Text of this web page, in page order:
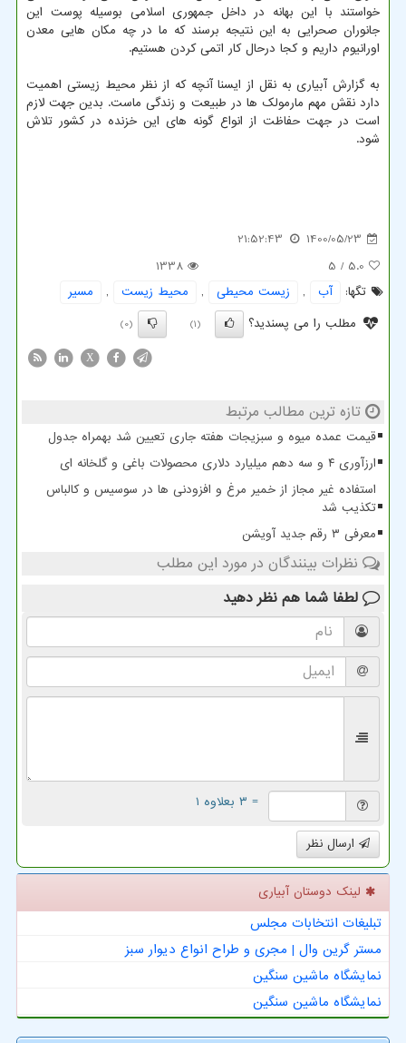
خواستند با این بهانه در داخل جمهوری اسلامی بوسیله پوست این
جانوران صحرایی به این نتیجه برسند که ما در چه مکان هایی معدن
اورانیوم داریم و کجا درحال کار اتمی کردن هستیم.
به گزارش آبیاری به نقل از ایسنا آنچه که از نظر محیط زیستی اهمیت
دارد نقش مهم مارمولک ها در طبیعت و زندگی ماست. بدین جهت لازم
است در جهت حفاظت از انواع گونه های این خزنده در کشور تلاش
شود.
1400/05/23
21:52:43
5.0
/ 5
1338
تگها:
آب , زیست محیطی , محیط زیست ,
مسیر
مطلب را می پسندید؟
(1)
(0)
X
تازه ترین مطالب مرتبط
قیمت عمده میوه و سبزیجات هفته جاری تعیین شد بهمراه جدول
ارزآوری ۴ و سه دهم میلیارد دلاری محصولات باغی و گلخانه ای
استفاده غیر مجاز از خمیر مرغ و افزودنی ها در سوسیس و کالباس
تکذیب شد
معرفی ۳ رقم جدید آویشن
نظرات بینندگان در مورد این مطلب
لطفا شما هم نظر دهید
= ۳ بعلاوه ۱
ارسال نظر
لینک دوستان آبیاری
تبلیغات انتخابات مجلس
مستر گرین وال | مجری و طراح انواع دیوار سبز
نمایشگاه ماشین سنگین
نمایشگاه ماشین سنگین